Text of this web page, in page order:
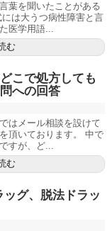
葉を聞いたことがある
は大うつ病性障害と言
医学用語...
む
こで処方しても
への回答
はメール相談を設けて
頂いております。 中で
すが、ど...
む
グ、脱法ドラッ